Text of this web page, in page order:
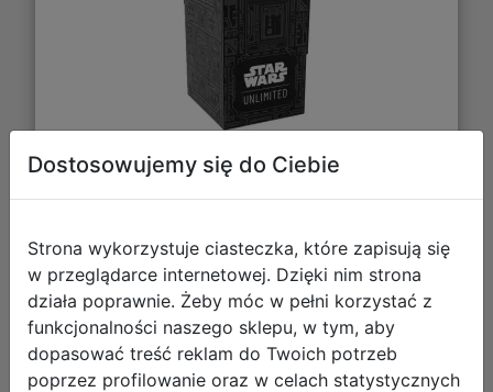
DO KOSZYKA
Galeria zdjęć
Dostosowujemy się do Ciebie
Strona wykorzystuje ciasteczka, które zapisują się
w przeglądarce internetowej. Dzięki nim strona
działa poprawnie. Żeby móc w pełni korzystać z
funkcjonalności naszego sklepu, w tym, aby
dopasować treść reklam do Twoich potrzeb
poprzez profilowanie oraz w celach statystycznych